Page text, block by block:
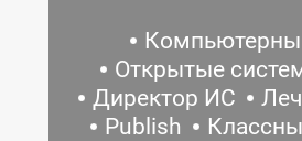
Открытые
Директор ИС
Publish